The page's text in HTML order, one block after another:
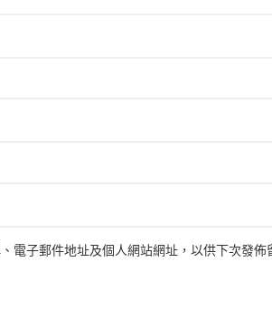
電子郵件地址及個人網站網址，以供下次發佈